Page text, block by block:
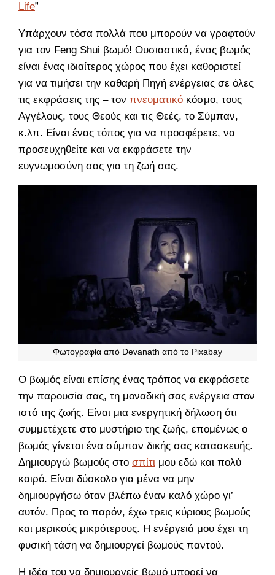
Life”
Υπάρχουν τόσα πολλά που μπορούν να γραφτούν
για τον Feng Shui βωμό! Ουσιαστικά, ένας βωμός
είναι ένας ιδιαίτερος χώρος που έχει καθοριστεί
για να τιμήσει την καθαρή Πηγή ενέργειας σε όλες
τις εκφράσεις της – τον πνευματικό κόσμο, τους
Αγγέλους, τους Θεούς και τις Θεές, το Σύμπαν,
κ.λπ. Είναι ένας τόπος για να προσφέρετε, να
προσευχηθείτε και να εκφράσετε την
ευγνωμοσύνη σας για τη ζωή σας.
Φωτογραφία από Devanath από το Pixabay
Ο βωμός είναι επίσης ένας τρόπος να εκφράσετε
την παρουσία σας, τη μοναδική σας ενέργεια στον
ιστό της ζωής. Είναι μια ενεργητική δήλωση ότι
συμμετέχετε στο μυστήριο της ζωής, επομένως ο
βωμός γίνεται ένα σύμπαν δικής σας κατασκευής.
Δημιουργώ βωμούς στο σπίτι μου εδώ και πολύ
καιρό. Είναι δύσκολο για μένα να μην
δημιουργήσω όταν βλέπω έναν καλό χώρο γι’
αυτόν. Προς το παρόν, έχω τρεις κύριους βωμούς
και μερικούς μικρότερους. Η ενέργειά μου έχει τη
φυσική τάση να δημιουργεί βωμούς παντού.
Η ιδέα του να δημιουργείς βωμό μπορεί να